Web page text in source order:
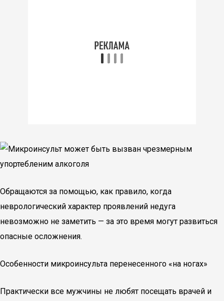
Обращаются за помощью, как правило, когда
неврологический характер проявлений недуга
невозможно не заметить — за это время могут развиться
опасные осложнения.
Особенности микроинсульта перенесенного «на ногах»
Практически все мужчины не любят посещать врачей и